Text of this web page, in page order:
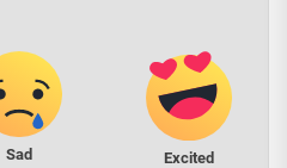
Sad Excited